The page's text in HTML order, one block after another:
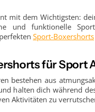
mit dem Wichtigsten:
und funktionelle
Sport-Boxershorts
für Sport
bestehen aus
halten dich während
Aktivitäten zu